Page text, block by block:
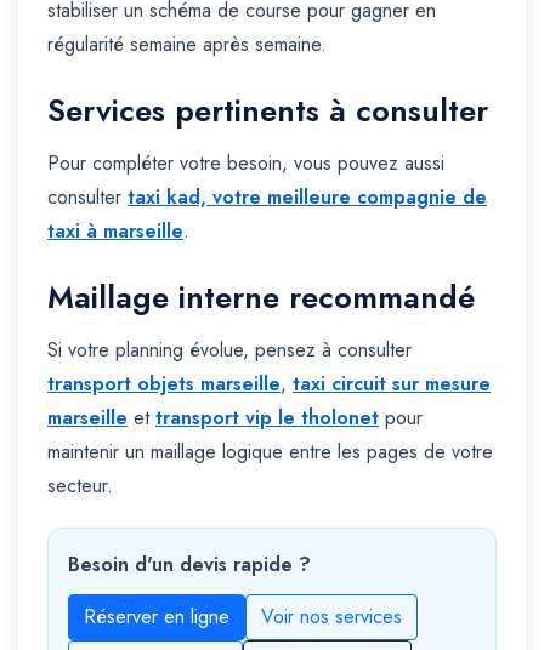
stabiliser un schéma de course pour gagner en
régularité semaine après semaine.
Services pertinents à consulter
Pour compléter votre besoin, vous pouvez aussi
consulter taxi kad, votre meilleure compagnie de
taxi à marseille.
Maillage interne recommandé
Si votre planning évolue, pensez à consulter
transport objets marseille, taxi circuit sur mesure
marseille ettransport vip le tholonet pour
maintenir un maillage logique entre les pages de votre
secteur.
Besoin d'un devis rapide ?
Réserver en ligne
Voir nos services